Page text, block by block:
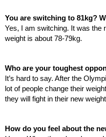
You are switching to 81kg?
Yes, I am switching. It was the
weight is about 78-79kg.
Who are your toughest
It’s hard to say. After the
lot of people change their
they will fight in their new
How do you feel about the